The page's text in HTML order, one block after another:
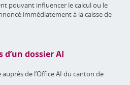
pouvant influencer le calcul ou le
immédiatement à la caisse de
dossier AI
de l’Office AI du canton de